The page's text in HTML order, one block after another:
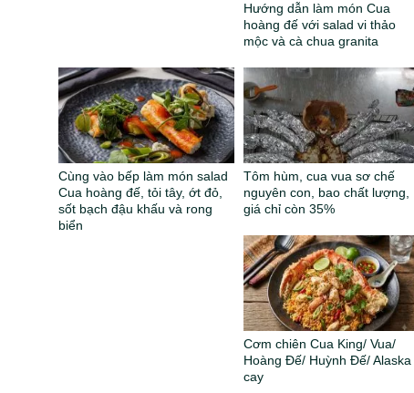
Hướng dẫn làm món Cua
hoàng đế với salad vi thảo
mộc và cà chua granita
Cùng vào bếp làm món salad
Cua hoàng đế, tỏi tây, ớt đỏ,
sốt bạch đậu khấu và rong
biển
Tôm hùm, cua vua sơ chế
nguyên con, bao chất lượng,
giá chỉ còn 35%
Cơm chiên Cua King/ Vua/
Hoàng Đế/ Huỳnh Đế/ Alaska
cay